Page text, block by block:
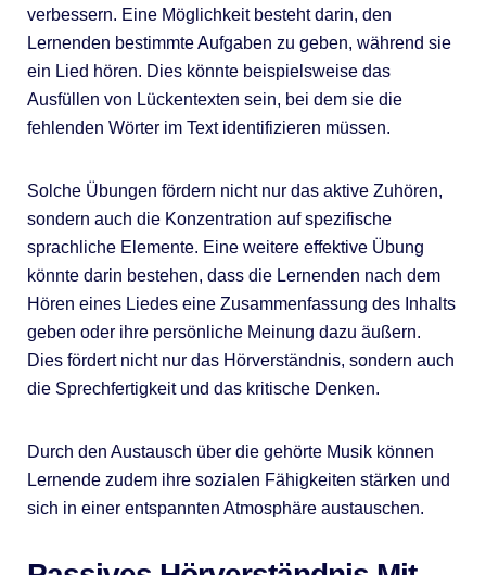
verbessern. Eine Möglichkeit besteht darin, den
Lernenden bestimmte Aufgaben zu geben, während sie
ein Lied hören. Dies könnte beispielsweise das
Ausfüllen von Lückentexten sein, bei dem sie die
fehlenden Wörter im Text identifizieren müssen.
Solche Übungen fördern nicht nur das aktive Zuhören,
sondern auch die Konzentration auf spezifische
sprachliche Elemente. Eine weitere effektive Übung
könnte darin bestehen, dass die Lernenden nach dem
Hören eines Liedes eine Zusammenfassung des Inhalts
geben oder ihre persönliche Meinung dazu äußern.
Dies fördert nicht nur das Hörverständnis, sondern auch
die Sprechfertigkeit und das kritische Denken.
Durch den Austausch über die gehörte Musik können
Lernende zudem ihre sozialen Fähigkeiten stärken und
sich in einer entspannten Atmosphäre austauschen.